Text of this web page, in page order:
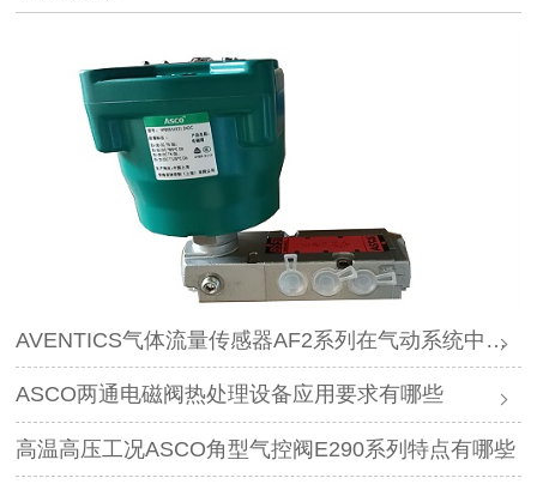
AVENTICS气体流量传感器AF2系列在气动系统中作用是什么
ASCO两通电磁阀热处理设备应用要求有哪些
高温高压工况ASCO角型气控阀E290系列特点有哪些